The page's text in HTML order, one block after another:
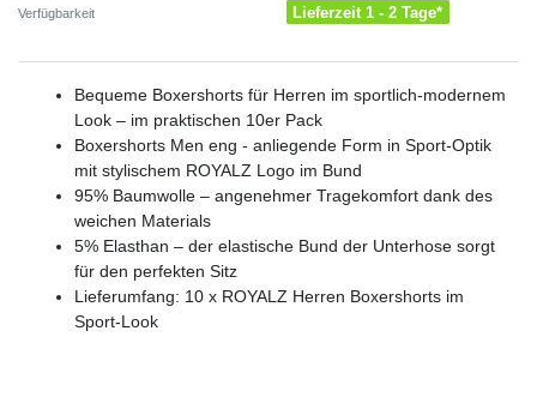
Verfügbarkeit Lieferzeit 1 - 2 Tage*
Bequeme Boxershorts für Herren im sportlich-modernem
Look – im praktischen 10er Pack
Boxershorts Men eng - anliegende Form in Sport-Optik
mit stylischem ROYALZ Logo im Bund
95% Baumwolle – angenehmer Tragekomfort dank des
weichen Materials
5% Elasthan – der elastische Bund der Unterhose sorgt
für den perfekten Sitz
Lieferumfang: 10 x ROYALZ Herren Boxershorts im
Sport-Look